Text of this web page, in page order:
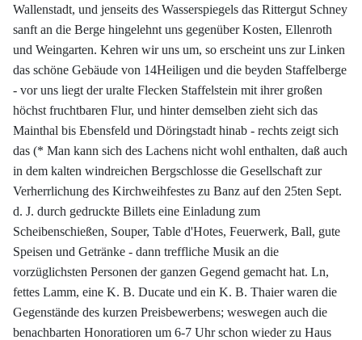
Wallenstadt, und jenseits des Wasserspiegels das Rittergut Schney
sanft an die Berge hingelehnt uns gegenüber Kosten, Ellenroth
und Weingarten. Kehren wir uns um, so erscheint uns zur Linken
das schöne Gebäude von 14Heiligen und die beyden Staffelberge
- vor uns liegt der uralte Flecken Staffelstein mit ihrer großen
höchst fruchtbaren Flur, und hinter demselben zieht sich das
Mainthal bis Ebensfeld und Döringstadt hinab - rechts zeigt sich
das (* Man kann sich des Lachens nicht wohl enthalten, daß auch
in dem kalten windreichen Bergschlosse die Gesellschaft zur
Verherrlichung des Kirchweihfestes zu Banz auf den 25ten Sept.
d. J. durch gedruckte Billets eine Einladung zum
Scheibenschießen, Souper, Table d'Hotes, Feuerwerk, Ball, gute
Speisen und Getränke - dann treffliche Musik an die
vorzüglichsten Personen der ganzen Gegend gemacht hat. Ln,
fettes Lamm, eine K. B. Ducate und ein K. B. Thaier waren die
Gegenstände des kurzen Preisbewerbens; weswegen auch die
benachbarten Honoratioren um 6-7 Uhr schon wieder zu Haus